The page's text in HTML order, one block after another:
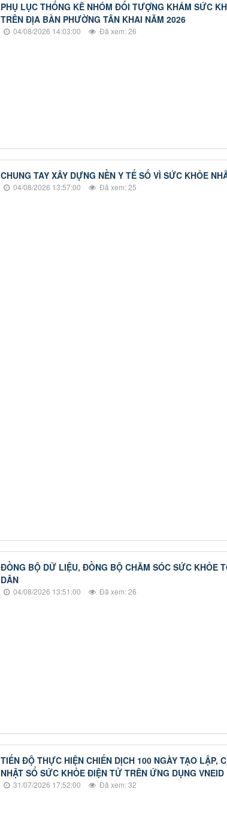
PHỤ LỤC THỐNG KÊ NHÓM ĐỐI TƯỢNG KHÁM SỨC
TRÊN ĐỊA BÀN PHƯỜNG TÂN KHAI NĂM 2026
04/08/2026 14:03:00 Đã xem: 26
CHUNG TAY XÂY DỰNG NỀN Y TẾ SỐ VÌ SỨC KHỎE
04/08/2026 13:57:00 Đã xem: 25
ĐỒNG BỘ DỮ LIỆU, ĐỒNG BỘ CHĂM SÓC SỨC KHỎE
DÂN
04/08/2026 13:51:00 Đã xem: 26
TIẾN ĐỘ THỰC HIỆN CHIẾN DỊCH 100 NGÀY TẠO LẬP,
NHẬT SỔ SỨC KHỎE ĐIỆN TỬ TRÊN ỨNG DỤNG VNEID
31/07/2026 17:52:00 Đã xem: 32